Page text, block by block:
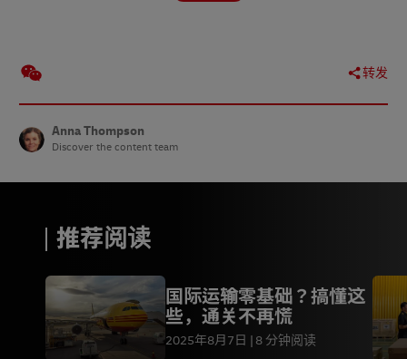
转发
Anna Thompson
Discover the content team
推荐阅读
国际运输零基础？搞懂这
些，通关不再慌
2025年8月7日 8 分钟阅读